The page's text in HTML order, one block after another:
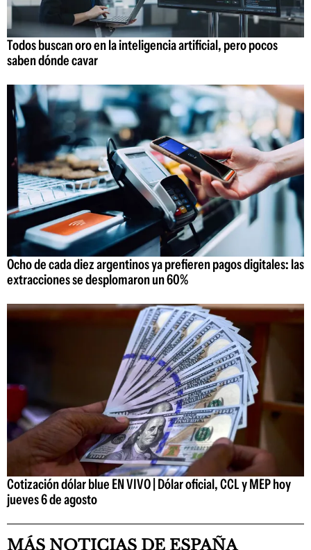
Todos buscan oro en la inteligencia artificial, pero pocos
saben dónde cavar
Ocho de cada diez argentinos ya prefieren pagos digitales: las
extracciones se desplomaron un 60%
Cotización dólar blue EN VIVO | Dólar oficial, CCL y MEP hoy
jueves 6 de agosto
MÁS NOTICIAS DE ESPAÑA